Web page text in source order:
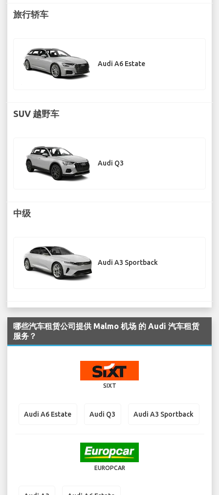
旅行轿车
Audi A6 Estate
SUV 越野车
Audi Q3
中级
Audi A3 Sportback
哪些汽车租赁公司提供 Malmo 机场 的 Audi 汽车租赁
服务？
SIXT
Audi A6 Estate Audi Q3 Audi A3 Sportback
EUROPCAR